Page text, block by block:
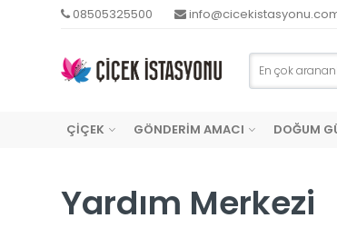
08505325500
ÇİÇEK GÖNDERİM AMACI DOĞUM
Yardım Merkezi